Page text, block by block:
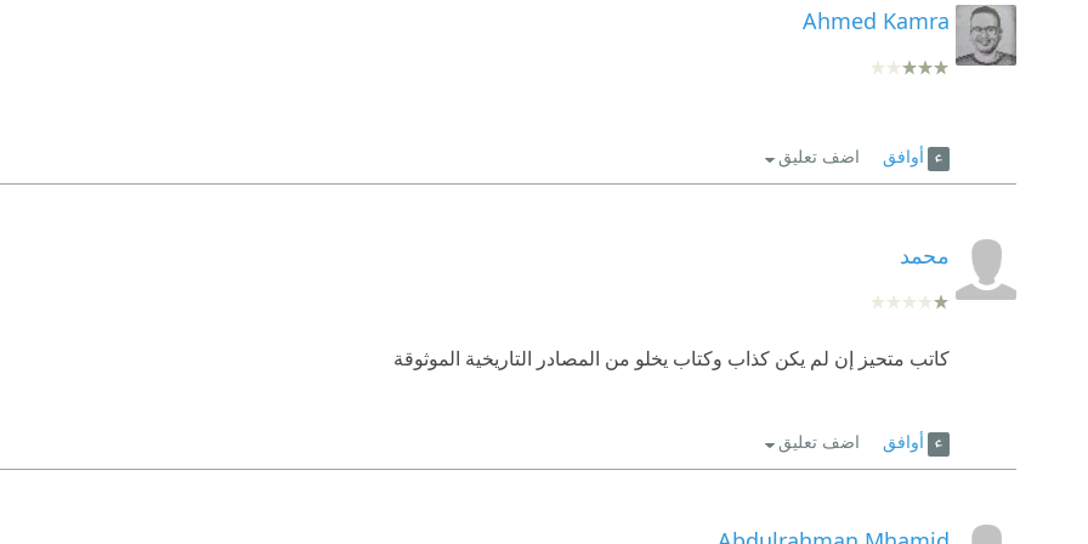
Ahmed Kamra
أوافق اضف تعليق
محمد
كاتب متحيز إن لم يكن كذاب وكتاب يخلو من المصادر التاريخية الموثوقة
أوافق اضف تعليق